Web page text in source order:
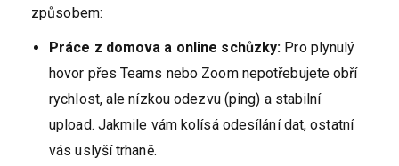
způsobem:
Práce z domova a online schůzky: Pro plynulý
hovor přes Teams nebo Zoom nepotřebujete obří
rychlost, ale nízkou odezvu (ping) a stabilní
upload. Jakmile vám kolísá odesílání dat, ostatní
vás uslyší trhaně.